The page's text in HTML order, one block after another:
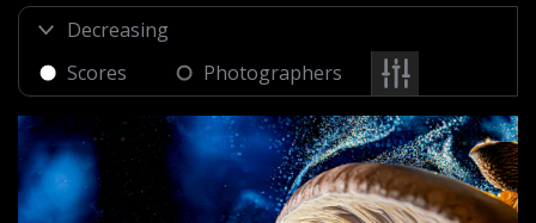
Scores Photographers